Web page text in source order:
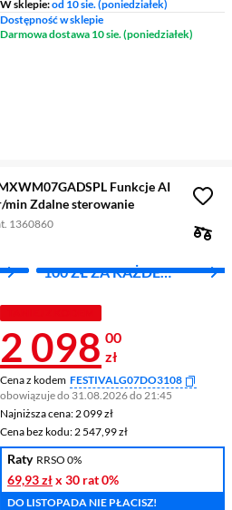
oknie)
W sklepie:od 10 sie. (poniedziałek)
Dostępność w sklepie
Darmowa dostawa 10 sie. (poniedziałek)
Funkcje AI
Zdalne sterowanie
1360860
100 ZŁ ZA KAŻDE
oknie)
Cena 2 098
2 098 00
zł
Cena z kodem FESTIVALG07DO3108
obowiązuje do 31.08.2026 do 21:45
Najniższa cena: 2 099 zł
Najniższa cena: 2 099 zł
Cena bez kodu: 2 547,99 zł
Cena bez kodu: 2 547,99 zł
Raty RRSO 0%
69,93 złx 30 rat0%
DO LISTOPADA NIE PŁACISZ!